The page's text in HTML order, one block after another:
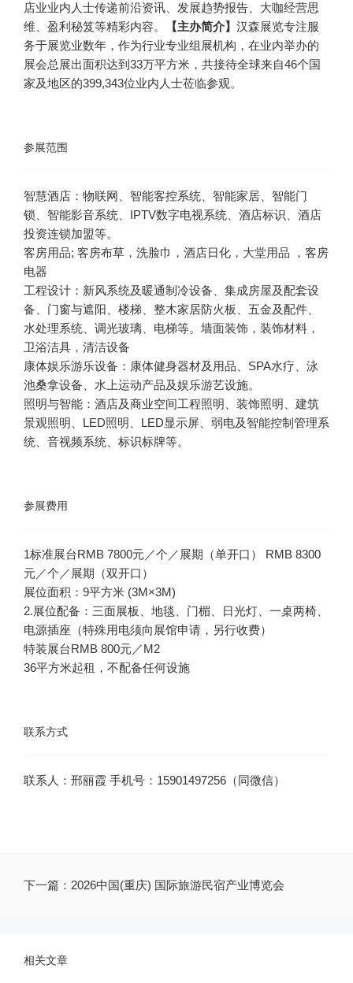
店业业内人士传递前沿资讯、发展趋势报告、大咖经营思
维、盈利秘笈等精彩内容。
【主办简介】 汉森展览专注服
务于展览业数年，作为行业专业组展机构，在业内举办的
展会总展出面积达到33万平方米，共接待全球来自46个国
家及地区的399,343位业内人士莅临参观。
参展范围
智慧酒店：物联网、智能客控系统、智能家居、智能门
锁、智能影音系统、IPTV数字电视系统、酒店标识、酒店
客房用品; 客房布草，洗脸巾，酒店日化，大堂用品 ，客房
工程设计：新风系统及暖通制冷设备、集成房屋及配套设
备、门窗与遮阳、楼梯、整木家居防火板、五金及配件、
水处理系统、调光玻璃、电梯等。墙面装饰，装饰材料，
康体娱乐游乐设备：康体健身器材及用品、SPA水疗、泳
照明与智能：酒店及商业空间工程照明、装饰照明、建筑
景观照明、LED照明、LED显示屏、弱电及智能控制管理系
统、音视频系统、标识标牌等。
参展费用
1标准展台RMB 7800元／个／展期（单开口） RMB 8300
2.展位配备：三面展板、地毯、门楣、日光灯、一桌两椅、
联系方式
联系人：邢丽霞 手机号：15901497256（同微信）
下一篇： 2026中国(重庆) 国际旅游民宿产业博览会
相关文章